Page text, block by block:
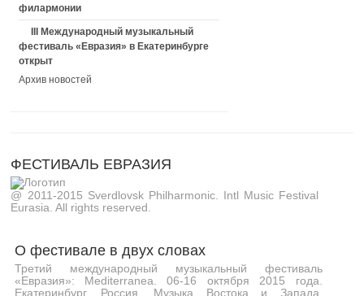
филармонии
III Международный музыкальный
фестиваль «Евразия» в Екатеринбурге
открыт
Архив новостей
ФЕСТИВАЛЬ ЕВРАЗИЯ
@ 2011-2015 Sverdlovsk Philharmonic. Intl Music Festival
Eurasia. All rights reserved.
О фестивале в двух словах
Третий международный музыкальный фестиваль
«Евразия»: Mediterranea. 06-16 октября 2015 года.
Екатеринбург, Россия. Музыка Востока и Запада,